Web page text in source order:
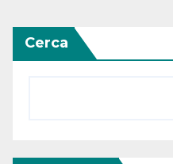
articoli
Cerca